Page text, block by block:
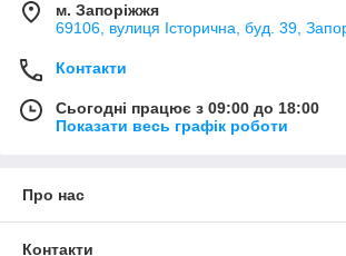
м. Запоріжжя
69106, вулиця Історична, буд. 39,
Контакти
Сьогодні працює з 09:00 до 18:00
Показати весь графік роботи
Про нас
Контакти